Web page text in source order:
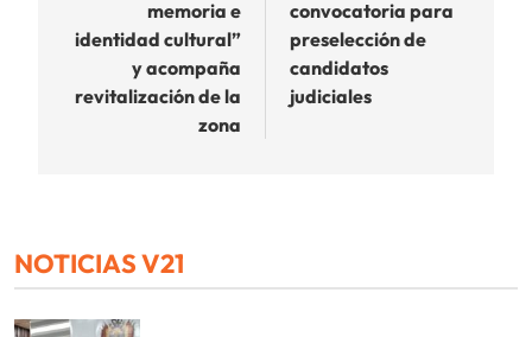
memoria e
identidad cultural”
y acompaña
revitalización de la
zona
convocatoria para
preselección de
candidatos
judiciales
NOTICIAS V21